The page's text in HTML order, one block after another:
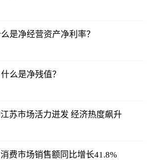
是净经营资产净利率？
么是净残值？
苏市场活力迸发 经济热度飙升
费市场销售额同比增长41.8%